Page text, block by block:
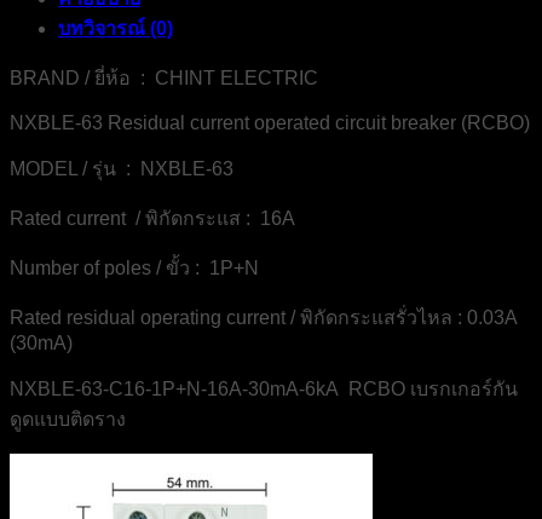
RCBO-
CHINT-
ชิ้น
บทวิจารณ์ (0)
BRAND / ยี่ห้อ : CHINT ELECTRIC
NXBLE-63 Residual current operated circuit breaker (RCBO)
MODEL / รุ่น : NXBLE-63
Rated current / พิกัดกระแส : 16A
Number of poles / ขั้ว : 1P+N
Rated residual operating current / พิกัดกระแสรั่วไหล : 0.03A
(30mA)
NXBLE-63-C16-1P+N-16A-30mA-6kA RCBO เบรกเกอร์กัน
ดูดแบบติดราง